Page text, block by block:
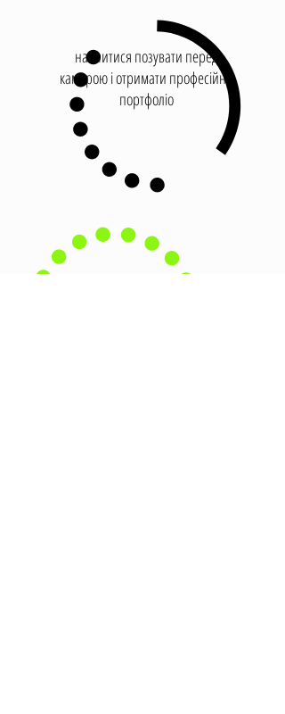
навчитися позувати перед
камерою і отримати професійне
портфоліо